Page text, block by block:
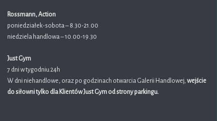
Rossmann, Action
poniedziałek-sobota – 8.30-21.00
niedziela handlowa – 10.00-19.30
Just Gym
7 dni w tygodniu 24h
W dni niehandlowe, oraz po godzinach otwarcia Galerii Handlowej, wejście
do siłowni tylko dla Klientów Just Gym od strony parkingu.